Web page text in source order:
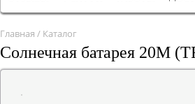
Главная / Каталог
Солнечная батарея 20M